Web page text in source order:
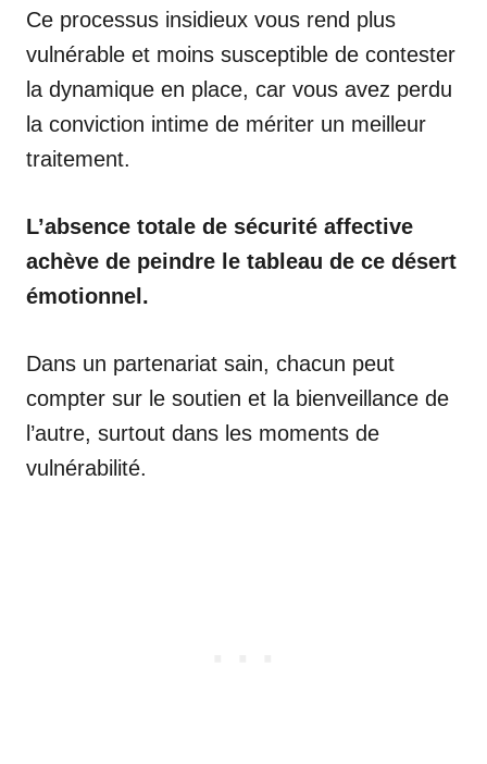
Ce processus insidieux vous rend plus
vulnérable et moins susceptible de contester
la dynamique en place, car vous avez perdu
la conviction intime de mériter un meilleur
traitement.
L’absence totale de sécurité affective
achève de peindre le tableau de ce désert
émotionnel.
Dans un partenariat sain, chacun peut
compter sur le soutien et la bienveillance de
l’autre, surtout dans les moments de
vulnérabilité.